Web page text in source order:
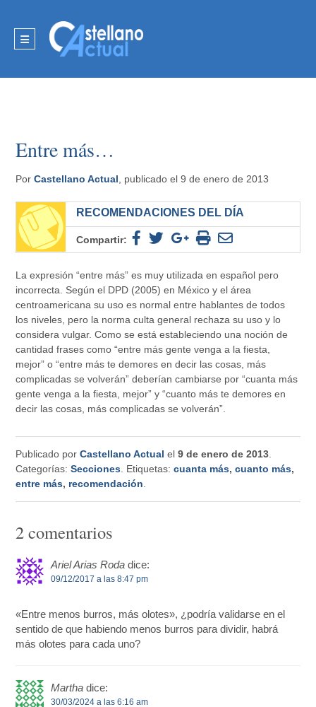
Entre más…
PorCastellano Actual , publicado el 9 de enero de 2013
RECOMENDACIONES DEL DÍA
Compartir:
La expresión “entre más” es muy utilizada en español pero
incorrecta. Según el DPD (2005) en México y el área
centroamericana su uso es normal entre hablantes de todos
los niveles, pero la norma culta general rechaza su uso y lo
considera vulgar. Como se está estableciendo una noción de
cantidad frases como “entre más gente venga a la fiesta,
mejor” o “entre más te demores en decir las cosas, más
complicadas se volverán” deberían cambiarse por “cuanta más
gente venga a la fiesta, mejor” y “cuanto más te demores en
decir las cosas, más complicadas se volverán”.
Publicado porCastellano Actual el9 de enero de 2013
Categorías:Secciones . Etiquetas:cuanta más,cuanto más,
entre más, recomendación
2 comentarios
Ariel Arias Roda dice:
09/12/2017 a las 8:47 pm
«Entre menos burros, más olotes», ¿podría validarse en el
sentido de que habiendo menos burros para dividir, habrá
más olotes para cada uno?
Martha dice:
30/03/2024 a las 6:16 am